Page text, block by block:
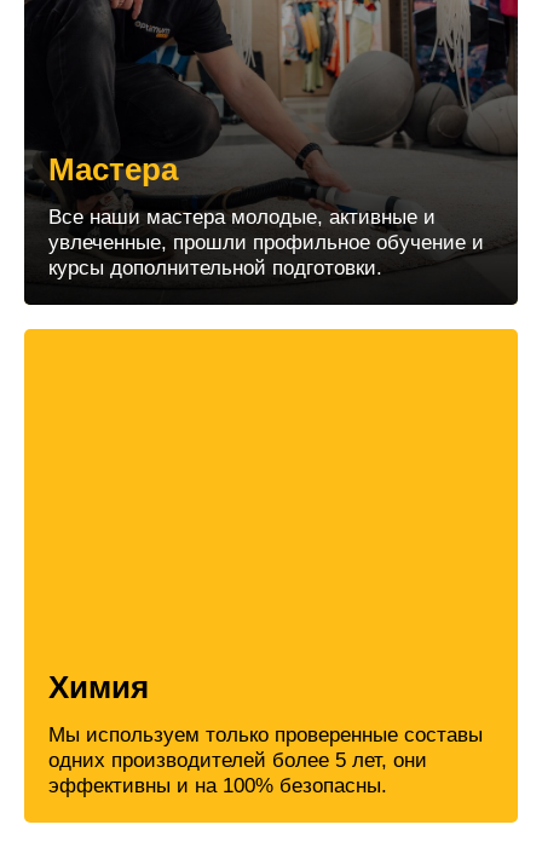
Мастера
Все наши мастера молодые, активные и
увлеченные, прошли профильное обучение и
курсы дополнительной подготовки.
Химия
Мы используем только проверенные составы
одних производителей более 5 лет, они
эффективны и на 100% безопасны.